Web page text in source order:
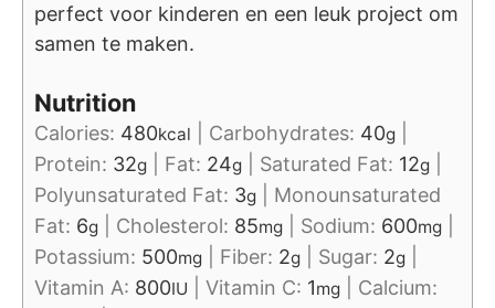
perfect voor kinderen en een leuk project om
samen te maken.
Nutrition
Calories: 480kcal Carbohydrates: 40g
Protein: 32g Fat: 24g Saturated Fat: 12g
Polyunsaturated Fat: 3g
Monounsaturated
Fat: 6g Cholesterol: 85mg Sodium: 600mg
Potassium: 500mg Fiber: 2g Sugar: 2g
Vitamin A: 800IU Vitamin C: 1mg
Calcium: